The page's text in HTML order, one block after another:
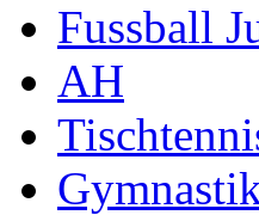
Fussball
AH